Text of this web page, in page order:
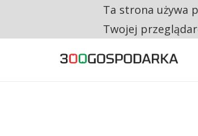
CO TRZECIĄ
Ta strona używa
Twojej